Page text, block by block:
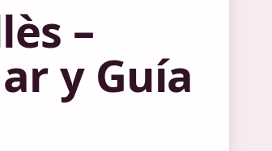
–
y Guía